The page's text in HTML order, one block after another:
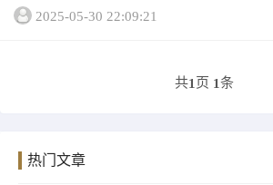
的夜生活，在那里一定有属于您的专属角
2025-05-30 22:09:21
共1 页 1条
热门文章